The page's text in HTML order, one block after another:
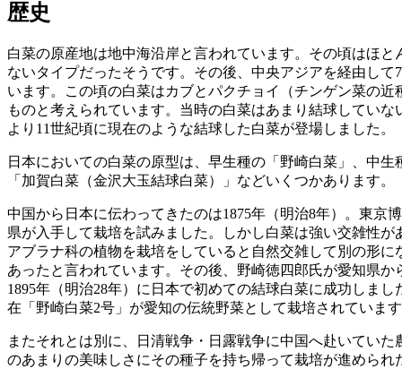
歴史
白菜の原産地は地中海沿岸と言われています。その頃はほ
ないタイプだったそうです。その後、中央アジアを経由し
います。この頃の白菜はカブとパクチョイ（チンゲン菜の
ものと考えられています。当時の白菜はあまり結球してい
より11世紀頃に現在のような結球した白菜が登場しました。
日本においての白菜の原型は、早生種の「野崎白菜」、中
「加賀白菜（金沢大玉結球白菜）」などいくつかあります。
中国から日本に伝わってきたのは1875年（明治8年）。東京
県が入手して栽培を試みました。しかし白菜は強い交雑性
アブラナ科の植物を栽培をしていると自然交雑して別の形
あったと言われています。その後、野崎徳四郎氏が愛知県
1895年（明治28年）に日本で初めての結球白菜に成功しま
在「野崎白菜2号」が愛知の伝統野菜として栽培されていま
またそれとは別に、日清戦争・日露戦争に中国へ赴いてい
のあまりの美味しさにその種子を持ち帰って栽培が進めら